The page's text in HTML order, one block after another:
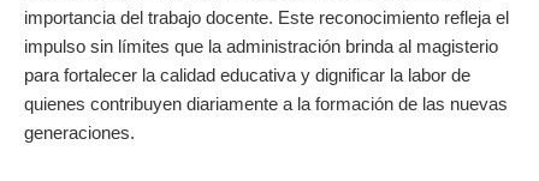
importancia del trabajo docente. Este reconocimiento refleja el
impulso sin límites que la administración brinda al magisterio
para fortalecer la calidad educativa y dignificar la labor de
quienes contribuyen diariamente a la formación de las nuevas
generaciones.